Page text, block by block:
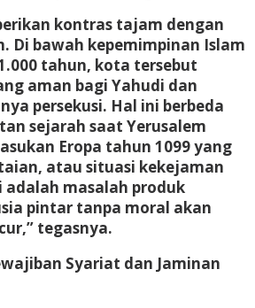
kontras tajam dengan
Di bawah kepemimpinan Islam
tahun, kota tersebut
aman bagi Yahudi dan
persekusi. Hal ini berbeda
sejarah saat Yerusalem
Eropa tahun 1099 yang
atau situasi kekejaman
adalah masalah produk
pintar tanpa moral akan
tegasnya.
Syariat dan Jaminan